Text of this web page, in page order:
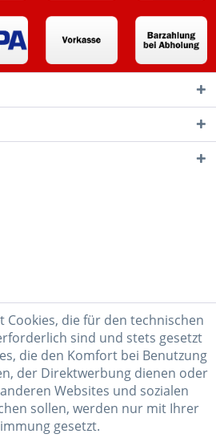
Cookies, die für den technischen
sind und stets gesetzt
die den Komfort bei Benutzung
der Direktwerbung dienen oder
Websites und sozialen
sollen, werden nur mit Ihrer
gesetzt.